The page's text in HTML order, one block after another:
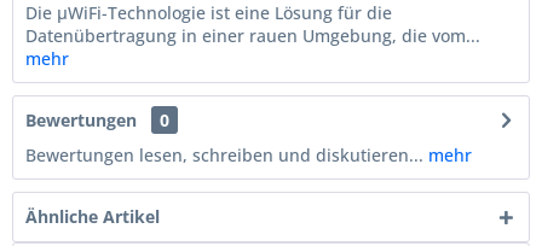
Die µWiFi-Technologie ist eine Lösung für die
Datenübertragung in einer rauen Umgebung, die vom...
mehr
Bewertungen
0
Bewertungen lesen, schreiben und diskutieren... mehr
Ähnliche Artikel